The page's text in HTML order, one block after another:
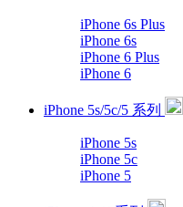
iPhone 6s Plus
iPhone 6s
iPhone 6 Plus
iPhone 6
iPhone 5s/5c/5 系列
iPhone 5s
iPhone 5c
iPhone 5